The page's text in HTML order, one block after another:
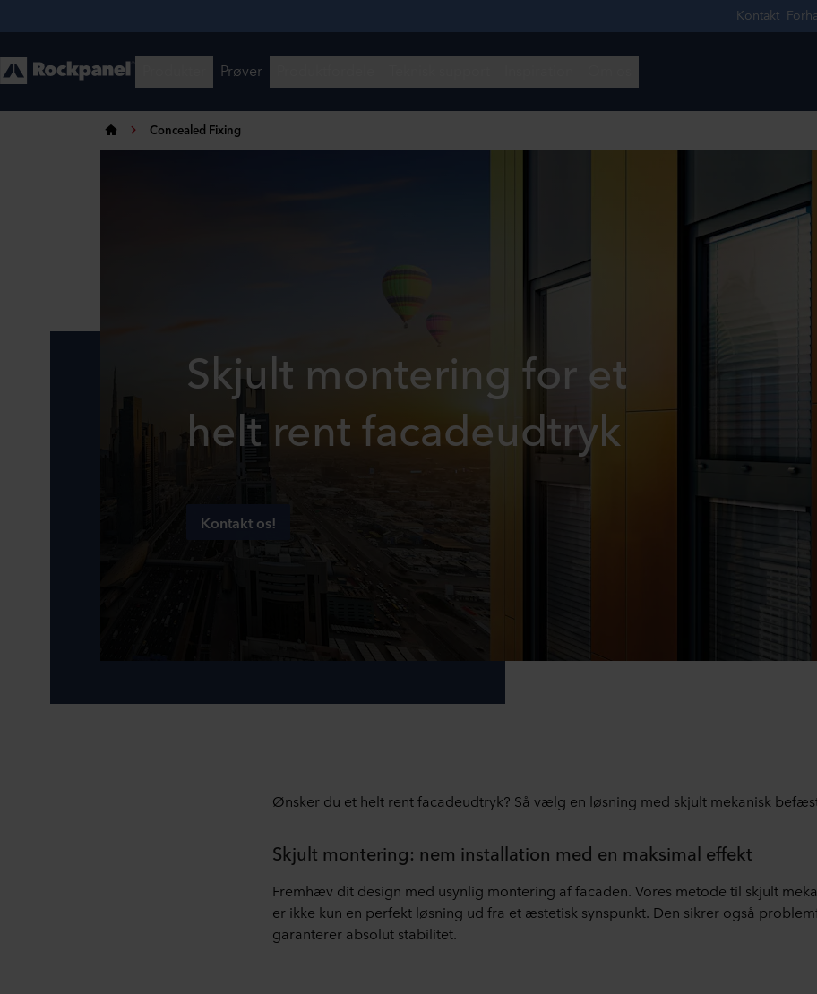
Concealed Fixing
Skjult montering for et
helt rent facadeudtryk
Kontakt os!
Ønsker du et helt rent facadeudtryk? Så vælg en løsning med skjult mekanisk
Skjult montering: nem installation med en maksimal effekt
Fremhæv dit design med usynlig montering af facaden. Vores metode til skjult
er ikke kun en perfekt løsning ud fra et æstetisk synspunkt. Den sikrer også
garanterer absolut stabilitet.